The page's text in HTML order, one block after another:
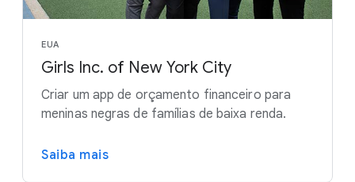
EUA
Girls Inc. of New York City
Criar um app de orçamento financeiro para
meninas negras de famílias de baixa renda.
Saiba mais